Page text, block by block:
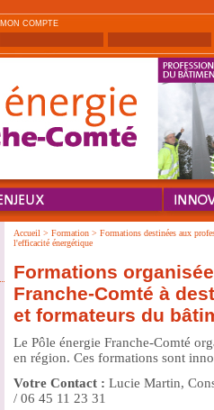
MON COMPTE
Accueil > Formation > Formations destinées aux
l'efficacité énergétique
Formations
Franche-Comté à
et formateurs du
Le Pôle énergie Franche-Comté
en région. Ces formations sont
Votre Contact : Lucie Martin,
/ 06 45 11 23 31